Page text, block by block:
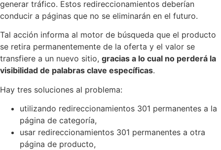
generar tráfico. Estos redireccionamientos deberían
conducir a páginas que no se eliminarán en el futuro.
Tal acción informa al motor de búsqueda que el producto
se retira permanentemente de la oferta y el valor se
transfiere a un nuevo sitio, gracias a lo cual no perderá la
visibilidad de palabras clave específicas.
Hay tres soluciones al problema:
utilizando redireccionamientos 301 permanentes a la
página de categoría,
usar redireccionamientos 301 permanentes a otra
página de producto,